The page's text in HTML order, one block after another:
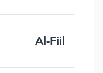
Al-Fiil